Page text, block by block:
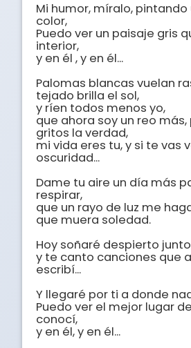
Mi humor, míralo, pintando
color,
Puedo ver un paisaje gris
interior,
y en él , y en él...
Palomas blancas vuelan
tejado brilla el sol,
y ríen todos menos yo,
que ahora soy un reo
gritos la verdad,
mi vida eres tu, y si te vas
oscuridad...
Dame tu aire un día más
respirar,
que un rayo de luz me
que muera soledad.
Hoy soñaré despierto junto
y te canto canciones que
escribí...
Y llegaré por ti a donde
Puedo ver el mejor lugar
conocí,
y en él, y en él...